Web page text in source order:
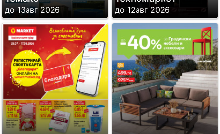
до 13авг 2026 до 12авг 2026